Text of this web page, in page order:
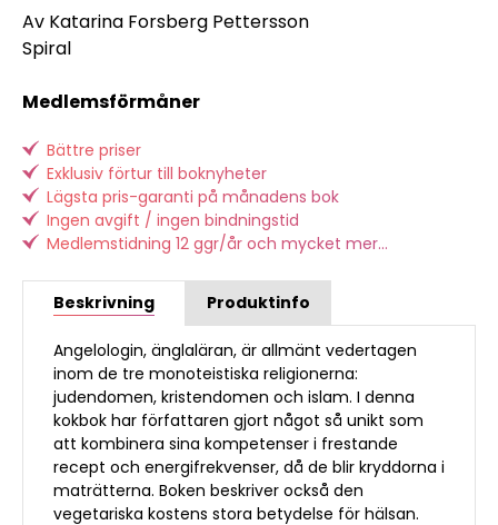
Av Katarina Forsberg Pettersson
Spiral
Medlemsförmåner
Bättre priser
Exklusiv förtur till boknyheter
Lägsta pris-garanti på månadens bok
Ingen avgift / ingen bindningstid
Medlemstidning 12 ggr/år och mycket mer...
Beskrivning Produktinfo
Angelologin, änglaläran, är allmänt vedertagen
inom de tre monoteistiska religionerna:
judendomen, kristendomen och islam. I denna
kokbok har författaren gjort något så unikt som
att kombinera sina kompetenser i frestande
recept och energifrekvenser, då de blir kryddorna i
maträtterna. Boken beskriver också den
vegetariska kostens stora betydelse för hälsan.